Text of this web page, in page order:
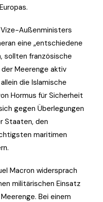
Außenministers
eine „entschiedene
sollten französische
Meerenge aktiv
die Islamische
Hormus für Sicherheit
gegen Überlegungen
Staaten, den
maritimen
Macron widersprach
militärischen Einsatz
Bei einem